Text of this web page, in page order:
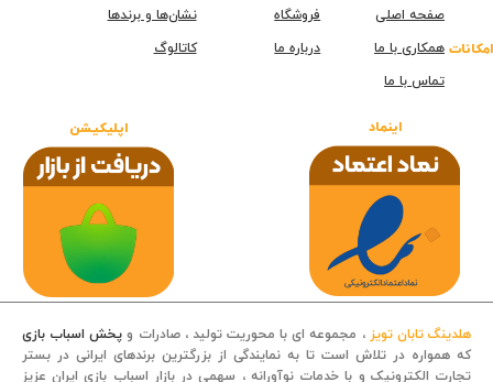
امکانات
صفحه اصلی فروشگاه
نشان‌ها و برندها
همکاری با ما
درباره ما
کاتالوگ
تماس با ما
اینماد اپلیکیشن
هلدینگ تابان تویز ، مجموعه ای با محوریت تولید ، صادرات و پخش اسباب بازی
که همواره در تلاش است تا به نمایندگی از بزرگترین برندهای ایرانی در بستر
تجارت الکترونیک و با خدمات نوآورانه ، سهمی در بازار اسباب بازی ایران عزیز